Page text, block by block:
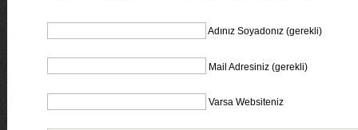
Adınız Soyadonız (gerekli)
Mail Adresiniz (gerekli)
Varsa Websiteniz